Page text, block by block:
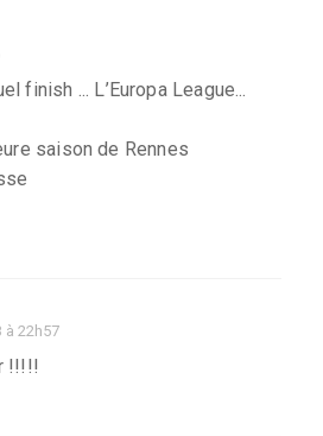
finish ... L’Europa League...
saison de Rennes
à 22h57
!!!!!